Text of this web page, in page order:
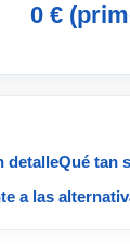
0 €
detalleQué tan
a las